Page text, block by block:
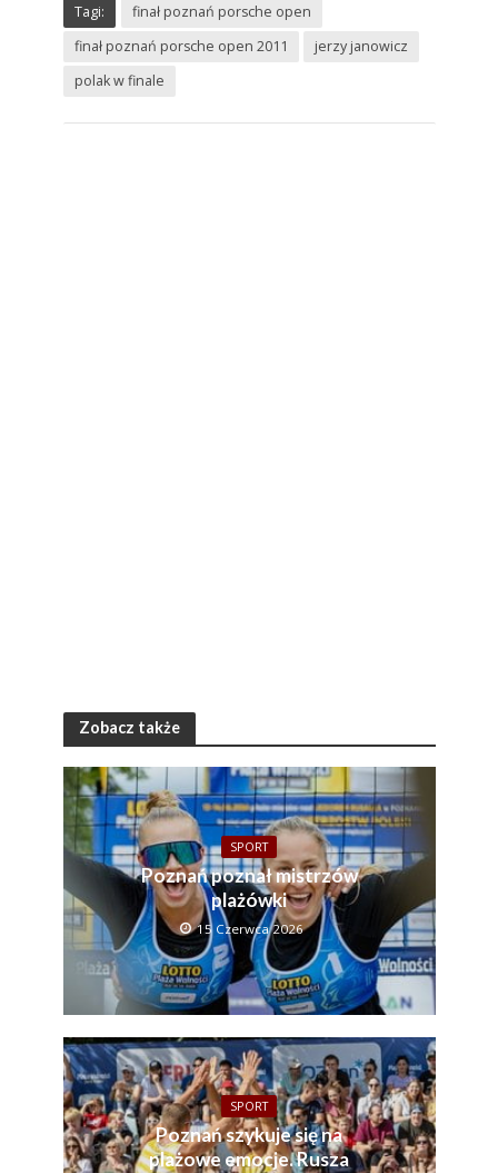
Tagi:
finał poznań porsche open
finał poznań porsche open 2011
jerzy janowicz
polak w finale
Zobacz także
SPORT
Poznań poznał mistrzów
plażówki
15 Czerwca 2026
SPORT
Poznań szykuje się na
plażowe emocje. Rusza